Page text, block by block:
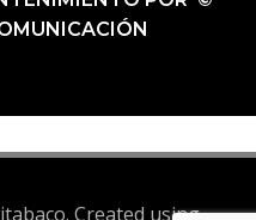
Created using